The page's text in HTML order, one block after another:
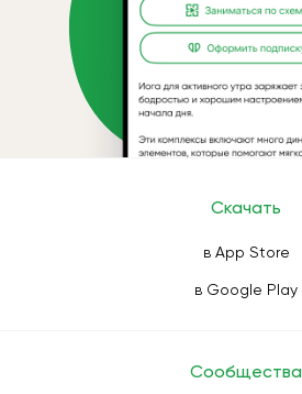
Скачать
в App Store
в Google Play
Сообщества